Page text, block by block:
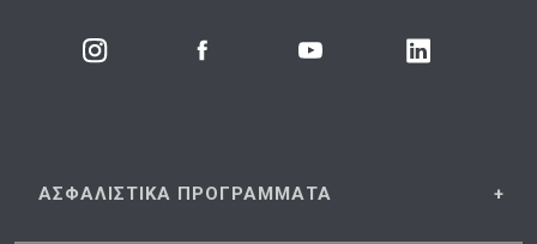
ΑΣΦΑΛΙΣΤΙΚΑ ΠΡΟΓΡΑΜΜΑΤΑ